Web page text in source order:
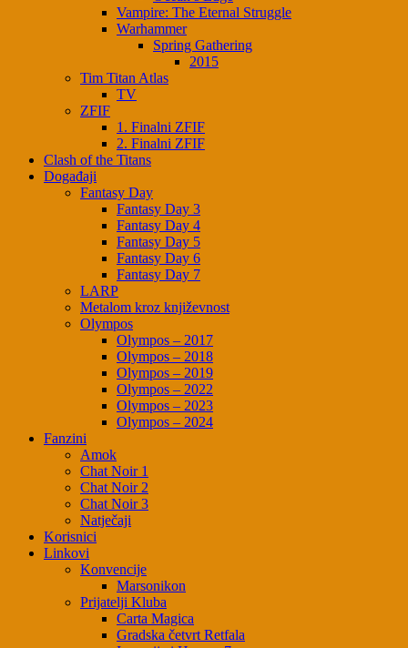
Vampire: The Eternal Struggle
Warhammer
Spring Gathering
2015
Tim Titan Atlas
TV
ZFIF
1. Finalni ZFIF
2. Finalni ZFIF
Clash of the Titans
Događaji
Fantasy Day
Fantasy Day 3
Fantasy Day 4
Fantasy Day 5
Fantasy Day 6
Fantasy Day 7
LARP
Metalom kroz književnost
Olympos
Olympos – 2017
Olympos – 2018
Olympos – 2019
Olympos – 2022
Olympos – 2023
Olympos – 2024
Fanzini
Amok
Chat Noir 1
Chat Noir 2
Chat Noir 3
Natječaji
Korisnici
Linkovi
Konvencije
Marsonikon
Prijatelji Kluba
Carta Magica
Gradska četvrt Retfala